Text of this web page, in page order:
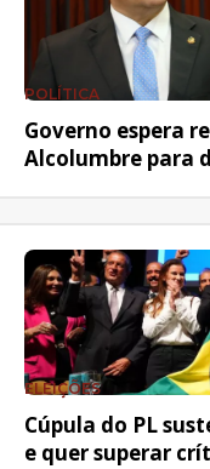
POLÍTICA
Governo espera
Alcolumbre para
ELEIÇÕES
Cúpula do PL
e quer superar